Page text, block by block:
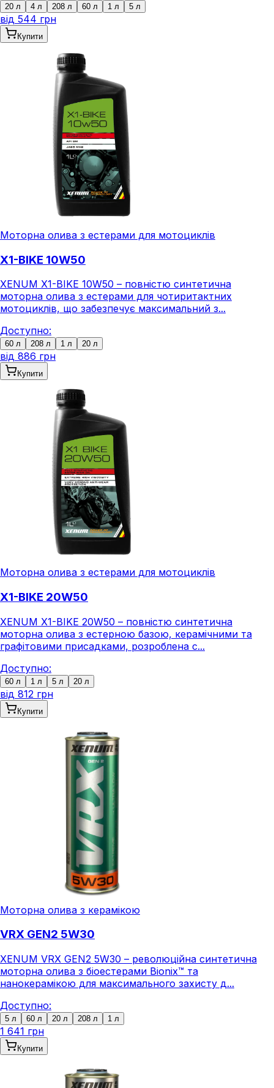
20 л 4 л 208 л 60 л 1 л 5 л
від 544 грн
Купити
Моторна олива з естерами для мотоциклів
X1-BIKE 10W50
XENUM X1-BIKE 10W50 – повністю синтетична
моторна олива з естерами для чотиритактних
мотоциклів, що забезпечує максимальний з...
Доступно:
60 л 208 л 1 л 20 л
від 886 грн
Купити
Моторна олива з естерами для мотоциклів
X1-BIKE 20W50
XENUM X1-BIKE 20W50 – повністю синтетична
моторна олива з естерною базою, керамічними та
графітовими присадками, розроблена с...
Доступно:
60 л 1 л 5 л 20 л
від 812 грн
Купити
Моторна олива з керамікою
VRX GEN2 5W30
XENUM VRX GEN2 5W30 – революційна синтетична
моторна олива з біоестерами Bionix™ та
нанокерамікою для максимального захисту д...
Доступно:
5 л 60 л 20 л 208 л 1 л
1 641 грн
Купити